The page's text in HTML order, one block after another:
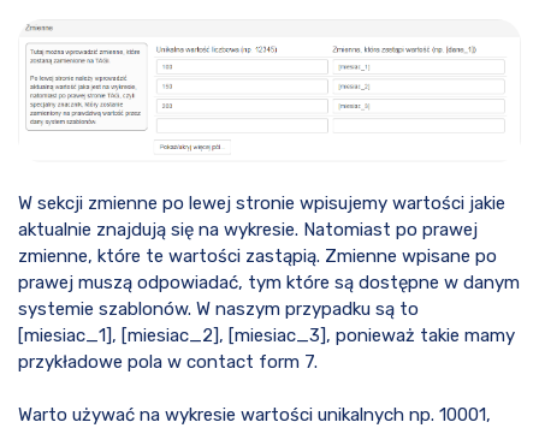
W sekcji zmienne po lewej stronie wpisujemy wartości jakie
aktualnie znajdują się na wykresie. Natomiast po prawej
zmienne, które te wartości zastąpią. Zmienne wpisane po
prawej muszą odpowiadać, tym które są dostępne w danym
systemie szablonów. W naszym przypadku są to
[miesiac_1], [miesiac_2], [miesiac_3], ponieważ takie mamy
przykładowe pola w contact form 7.
Warto używać na wykresie wartości unikalnych np. 10001,